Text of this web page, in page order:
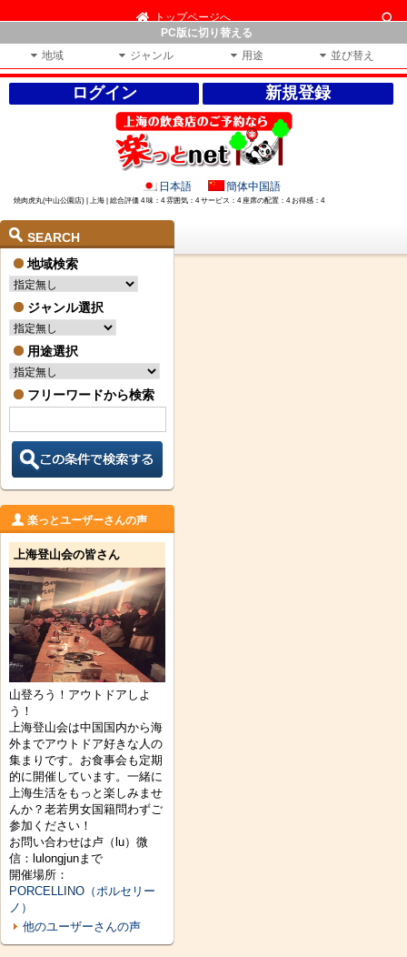
トップページへ
PC版に切り替える
地域
ジャンル 用途 並び替え
ログイン 新規登録
日本語 簡体中国語
焼肉虎丸(中山公園店) | 上海 | 総合評価 4 味：4 雰囲気：4 サービス：4 座席の配置：4 お得感：4
SEARCH
地域検索
ジャンル選択
用途選択
フリーワードから検索
楽っとユーザーさんの声
上海登山会の皆さん
山登ろう！アウトドアしよ
う！
上海登山会は中国国内から海
外までアウトドア好きな人の
集まりです。お食事会も定期
的に開催しています。一緒に
上海生活をもっと楽しみませ
んか？老若男女国籍問わずご
参加ください！
お問い合わせは卢（lu）微
信：lulongjunまで
開催場所：
PORCELLINO（ポルセリー
ノ）
他のユーザーさんの声